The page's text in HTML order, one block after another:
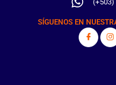
(+503)
SÍGUENOS EN